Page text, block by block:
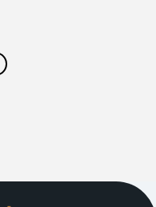
cet article sur
cet article sur